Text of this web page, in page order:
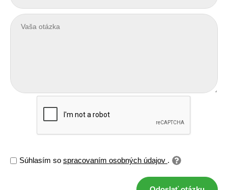
Súhlasím so spracovaním osobných údajov .